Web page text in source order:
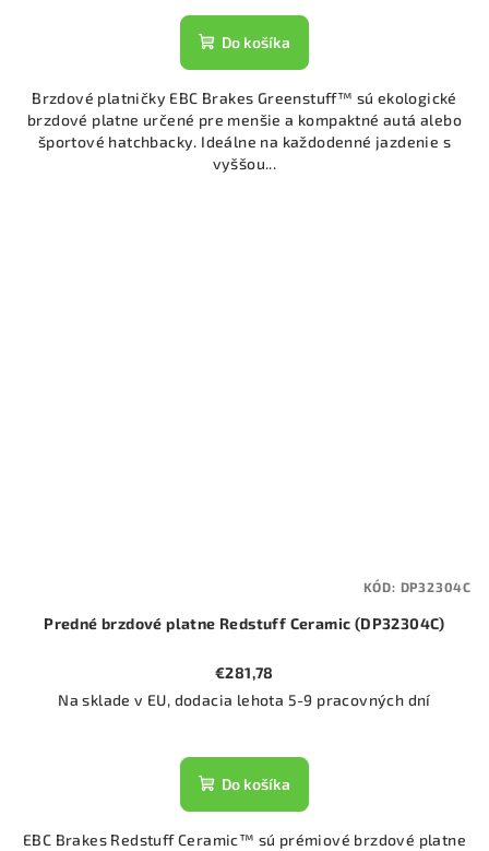
Do košíka
Brzdové platničky EBC Brakes Greenstuff™ sú ekologické
brzdové platne určené pre menšie a kompaktné autá alebo
športové hatchbacky. Ideálne na každodenné jazdenie s
vyššou...
Predné brzdové platne Redstuff Ceramic (DP32304C)
€281,78
Na sklade v EU, dodacia lehota 5-9 pracovných dní
Do košíka
EBC Brakes Redstuff Ceramic™ sú prémiové brzdové platne
KÓD: DP32304C